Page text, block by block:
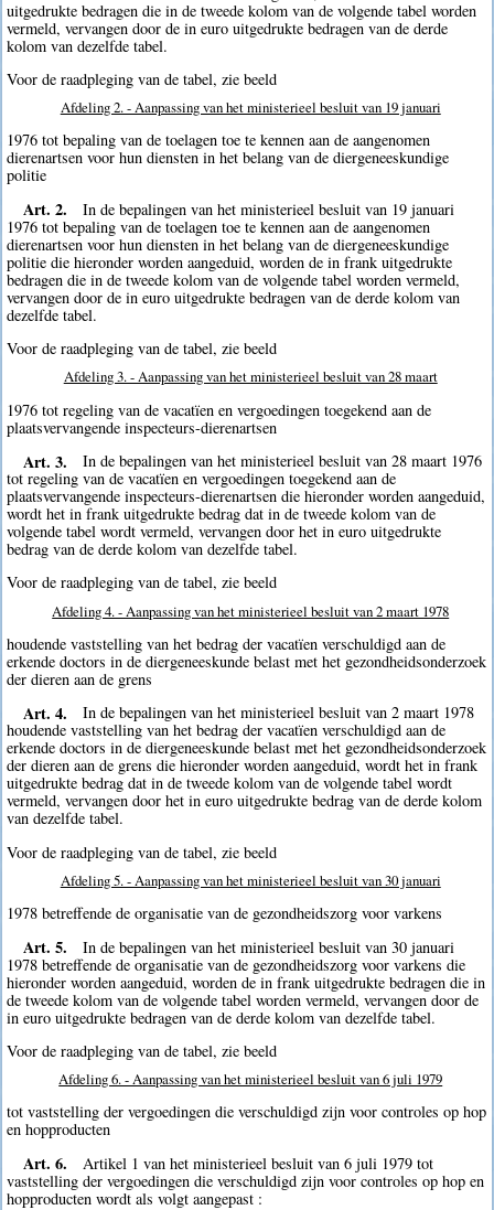
uitgedrukte bedragen die in de tweede kolom van de volgende tabel worden
vermeld, vervangen door de in euro uitgedrukte bedragen van de derde
kolom van dezelfde tabel.
Voor de raadpleging van de tabel, zie beeld
Afdeling 2. - Aanpassing van het ministerieel besluit van 19 januari
1976 tot bepaling van de toelagen toe te kennen aan de aangenomen
dierenartsen voor hun diensten in het belang van de diergeneeskundige
politie
Art. 2.
In de bepalingen van het ministerieel besluit van 19 januari
1976 tot bepaling van de toelagen toe te kennen aan de aangenomen
dierenartsen voor hun diensten in het belang van de diergeneeskundige
politie die hieronder worden aangeduid, worden de in frank uitgedrukte
bedragen die in de tweede kolom van de volgende tabel worden vermeld,
vervangen door de in euro uitgedrukte bedragen van de derde kolom van
dezelfde tabel.
Voor de raadpleging van de tabel, zie beeld
Afdeling 3. - Aanpassing van het ministerieel besluit van 28 maart
1976 tot regeling van de vacatïen en vergoedingen toegekend aan de
plaatsvervangende inspecteurs-dierenartsen
Art. 3.
In de bepalingen van het ministerieel besluit van 28 maart 1976
tot regeling van de vacatïen en vergoedingen toegekend aan de
plaatsvervangende inspecteurs-dierenartsen die hieronder worden aangeduid,
wordt het in frank uitgedrukte bedrag dat in de tweede kolom van de
volgende tabel wordt vermeld, vervangen door het in euro uitgedrukte
bedrag van de derde kolom van dezelfde tabel.
Voor de raadpleging van de tabel, zie beeld
Afdeling 4. - Aanpassing van het ministerieel besluit van 2 maart 1978
houdende vaststelling van het bedrag der vacatïen verschuldigd aan de
erkende doctors in de diergeneeskunde belast met het gezondheidsonderzoek
der dieren aan de grens
Art. 4.
In de bepalingen van het ministerieel besluit van 2 maart 1978
houdende vaststelling van het bedrag der vacatïen verschuldigd aan de
erkende doctors in de diergeneeskunde belast met het gezondheidsonderzoek
der dieren aan de grens die hieronder worden aangeduid, wordt het in frank
uitgedrukte bedrag dat in de tweede kolom van de volgende tabel wordt
vermeld, vervangen door het in euro uitgedrukte bedrag van de derde kolom
van dezelfde tabel.
Voor de raadpleging van de tabel, zie beeld
Afdeling 5. - Aanpassing van het ministerieel besluit van 30 januari
1978 betreffende de organisatie van de gezondheidszorg voor varkens
Art. 5.
In de bepalingen van het ministerieel besluit van 30 januari
1978 betreffende de organisatie van de gezondheidszorg voor varkens die
hieronder worden aangeduid, worden de in frank uitgedrukte bedragen die in
de tweede kolom van de volgende tabel worden vermeld, vervangen door de
in euro uitgedrukte bedragen van de derde kolom van dezelfde tabel.
Voor de raadpleging van de tabel, zie beeld
Afdeling 6. - Aanpassing van het ministerieel besluit van 6 juli 1979
tot vaststelling der vergoedingen die verschuldigd zijn voor controles op hop
en hopproducten
Art. 6.
Artikel 1 van het ministerieel besluit van 6 juli 1979 tot
vaststelling der vergoedingen die verschuldigd zijn voor controles op hop en
hopproducten wordt als volgt aangepast :